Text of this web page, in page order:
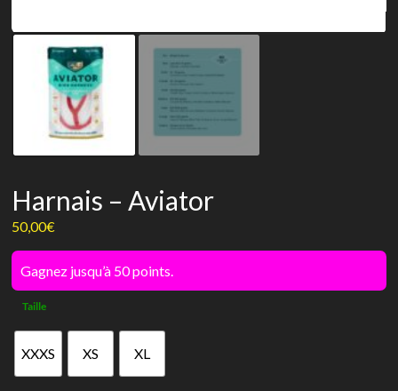
Harnais – Aviator
50,00€
Gagnez jusqu’à 50 points.
Taille
XXXS XS XL